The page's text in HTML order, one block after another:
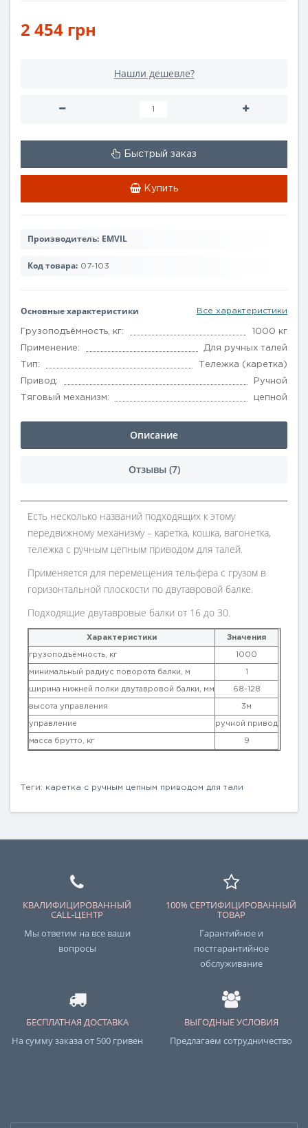
2 454 грн
Нашли дешевле?
Быстрый заказ
Купить
Производитель: EMVIL
Код товара: 07-103
Основные характеристики Все характеристики
Грузоподъёмность, кг: 1000 кг
Применение: Для ручных талей
Тип: Тележка (каретка)
Привод: Ручной
Тяговый механизм: цепной
Описание
Отзывы (7)
Есть несколько названий подходящих к этому
передвижному механизму – каретка, кошка, вагонетка,
тележка с ручным цепным приводом для талей.
Применяется для перемещения тельфера с грузом в
горизонтальной плоскости по двутавровой балке.
Подходящие двутавровые балки от 16 до 30.
Характеристики Значения
грузоподъёмность, кг 1000
минимальный радиус поворота балки, м 1
ширина нижней полки двутавровой балки, мм 68-128
высота управления 3м
управление ручной привод
масса брутто, кг 9
Теги: каретка с ручным цепным приводом для тали
КВАЛИФИЦИРОВАННЫЙ
CALL-ЦЕНТР
Мы ответим на все ваши
вопросы
100% СЕРТИФИЦИРОВАННЫЙ
ТОВАР
Гарантийное и
постгарантийное
обслуживание
БЕСПЛАТНАЯ ДОСТАВКА
На сумму заказа от 500 гривен
ВЫГОДНЫЕ УСЛОВИЯ
Предлагаем сотрудничество